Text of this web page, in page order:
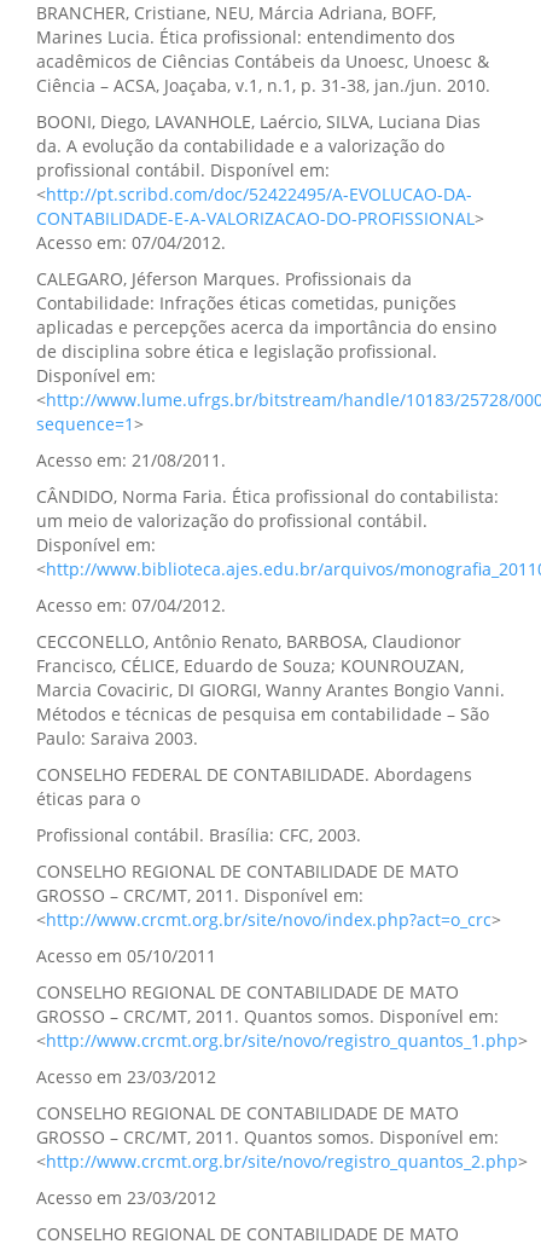
BRANCHER, Cristiane, NEU, Márcia Adriana, BOFF,
Marines Lucia. Ética profissional: entendimento dos
acadêmicos de Ciências Contábeis da Unoesc, Unoesc &
Ciência – ACSA, Joaçaba, v.1, n.1, p. 31-38, jan./jun. 2010.
BOONI, Diego, LAVANHOLE, Laércio, SILVA, Luciana Dias
da. A evolução da contabilidade e a valorização do
profissional contábil. Disponível em:
<http://pt.scribd.com/doc/52422495/A-EVOLUCAO-DA-
CONTABILIDADE-E-A-VALORIZACAO-DO-PROFISSIONAL>
Acesso em: 07/04/2012.
CALEGARO, Jéferson Marques. Profissionais da
Contabilidade: Infrações éticas cometidas, punições
aplicadas e percepções acerca da importância do ensino
de disciplina sobre ética e legislação profissional.
Disponível em:
<http://www.lume.ufrgs.br/bitstream/handle/10183/25728/
sequence=1>
Acesso em: 21/08/2011.
CÂNDIDO, Norma Faria. Ética profissional do contabilista:
um meio de valorização do profissional contábil.
Disponível em:
<http://www.biblioteca.ajes.edu.br/arquivos/
Acesso em: 07/04/2012.
CECCONELLO, Antônio Renato, BARBOSA, Claudionor
Francisco, CÉLICE, Eduardo de Souza; KOUNROUZAN,
Marcia Covaciric, DI GIORGI, Wanny Arantes Bongio Vanni.
Métodos e técnicas de pesquisa em contabilidade – São
Paulo: Saraiva 2003.
CONSELHO FEDERAL DE CONTABILIDADE. Abordagens
éticas para o
Profissional contábil. Brasília: CFC, 2003.
CONSELHO REGIONAL DE CONTABILIDADE DE MATO
GROSSO – CRC/MT, 2011. Disponível em:
<http://www.crcmt.org.br/site/novo/index.php?act=o_crc>
Acesso em 05/10/2011
CONSELHO REGIONAL DE CONTABILIDADE DE MATO
GROSSO – CRC/MT, 2011. Quantos somos. Disponível em:
<http://www.crcmt.org.br/site/novo/registro_quantos_1.php>
Acesso em 23/03/2012
CONSELHO REGIONAL DE CONTABILIDADE DE MATO
GROSSO – CRC/MT, 2011. Quantos somos. Disponível em:
<http://www.crcmt.org.br/site/novo/registro_quantos_2.php>
Acesso em 23/03/2012
CONSELHO REGIONAL DE CONTABILIDADE DE MATO